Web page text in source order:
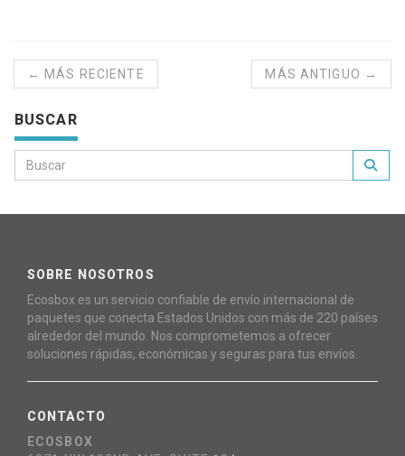
← MÁS RECIENTE MÁS ANTIGUO →
BUSCAR
SOBRE NOSOTROS
Ecosbox es un servicio confiable de envío internacional de
paquetes que conecta Estados Unidos con más de 220 países
alrededor del mundo. Nos comprometemos a ofrecer
soluciones rápidas, económicas y seguras para tus envíos.
CONTACTO
ECOSBOX